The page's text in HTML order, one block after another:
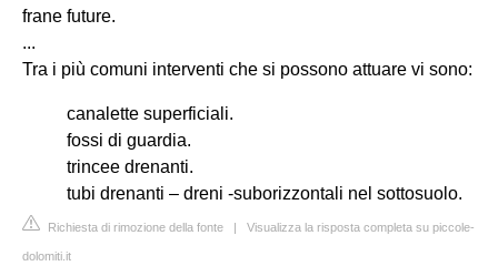
frane future.
...
Tra i più comuni interventi che si possono attuare vi sono:
canalette superficiali.
fossi di guardia.
trincee drenanti.
tubi drenanti – dreni -suborizzontali nel sottosuolo.
Richiesta di rimozione della fonte | Visualizza la risposta completa su piccole-
dolomiti.it